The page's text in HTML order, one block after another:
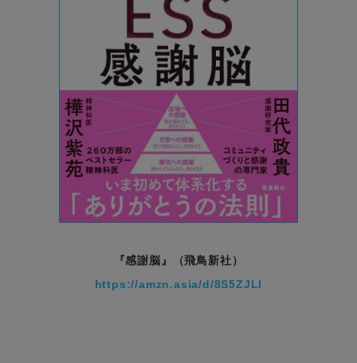
『感謝脳』（飛鳥新社）
https://amzn.asia/d/8S5ZJLl